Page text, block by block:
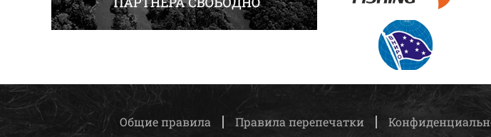
ПОДРОБНЕЕ
Общие правила Правила перепечатки